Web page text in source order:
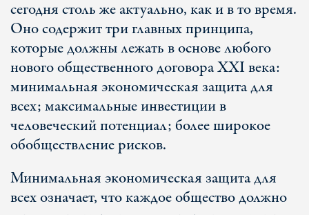
сегодня столь же актуально, как и в то время.
Оно содержит три главных принципа,
которые должны лежать в основе любого
нового общественного договора XXI века:
минимальная экономическая защита для
всех; максимальные инвестиции в
человеческий потенциал; более широкое
обобществление рисков.
Минимальная экономическая защита для
всех означает, что каждое общество должно